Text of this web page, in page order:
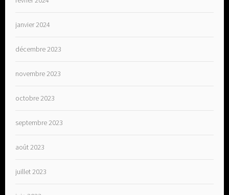
janvier 2024
décembre 2023
novembre 2023
octobre 2023
septembre 2023
août 2023
juillet 2023